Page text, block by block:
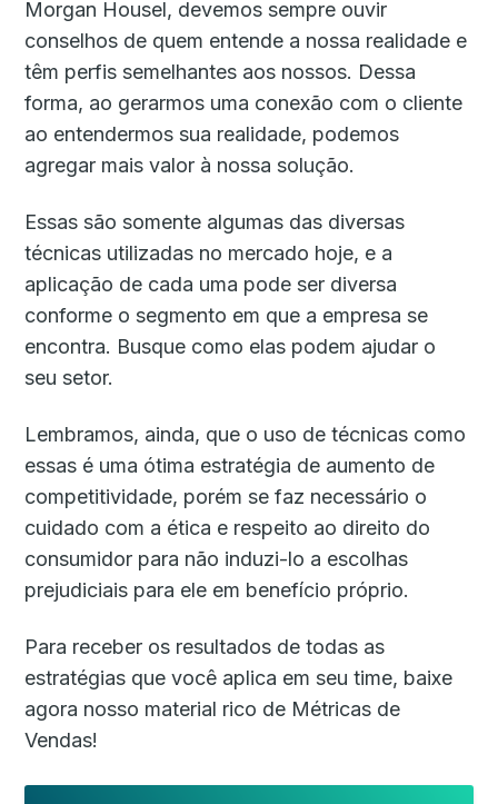
Morgan Housel, devemos sempre ouvir
conselhos de quem entende a nossa realidade e
têm perfis semelhantes aos nossos. Dessa
forma, ao gerarmos uma conexão com o cliente
ao entendermos sua realidade, podemos
agregar mais valor à nossa solução.
Essas são somente algumas das diversas
técnicas utilizadas no mercado hoje, e a
aplicação de cada uma pode ser diversa
conforme o segmento em que a empresa se
encontra. Busque como elas podem ajudar o
seu setor.
Lembramos, ainda, que o uso de técnicas como
essas é uma ótima estratégia de aumento de
competitividade, porém se faz necessário o
cuidado com a ética e respeito ao direito do
consumidor para não induzi-lo a escolhas
prejudiciais para ele em benefício próprio.
Para receber os resultados de todas as
estratégias que você aplica em seu time, baixe
agora nosso material rico de Métricas de
Vendas!